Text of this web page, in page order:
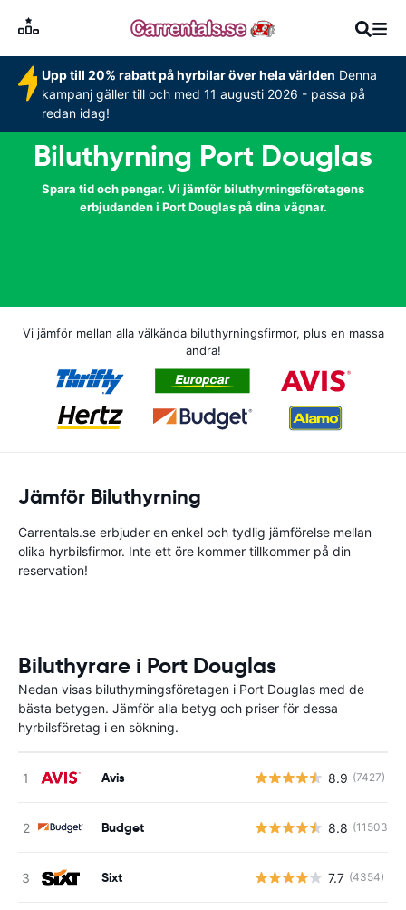
Upp till 20% rabatt på hyrbilar över hela världen Denna
kampanj gäller till och med 11 augusti 2026 - passa på
redan idag!
Biluthyrning Port Douglas
Spara tid och pengar. Vi jämför biluthyrningsföretagens
erbjudanden i Port Douglas på dina vägnar.
Vi jämför mellan alla välkända biluthyrningsfirmor, plus en massa
andra!
Jämför Biluthyrning
Carrentals.se erbjuder en enkel och tydlig jämförelse mellan
olika hyrbilsfirmor. Inte ett öre kommer tillkommer på din
reservation!
Biluthyrare i Port Douglas
Nedan visas biluthyrningsföretagen i Port Douglas med de
bästa betygen. Jämför alla betyg och priser för dessa
hyrbilsföretag i en sökning.
Avis 8.9 (7427)
Budget 8.8 (11503)
Sixt 7.7 (4354)